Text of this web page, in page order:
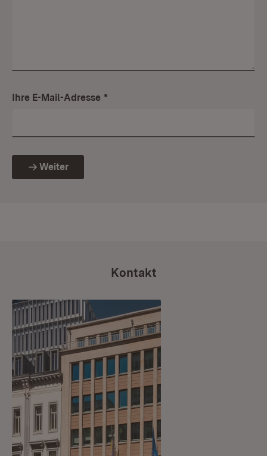
Ihre E-Mail-Adresse *
Weiter
Kontakt